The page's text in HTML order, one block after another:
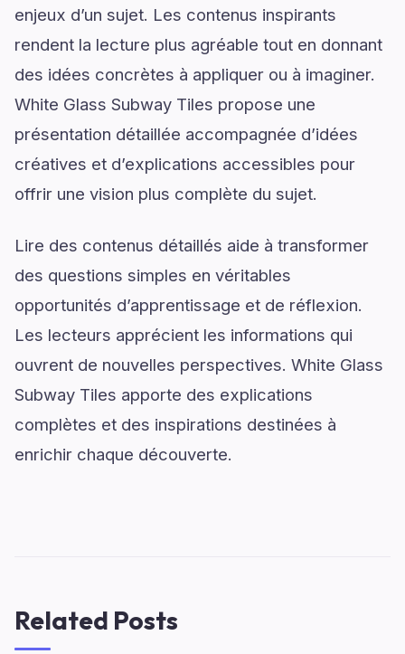
enjeux d’un sujet. Les contenus inspirants
rendent la lecture plus agréable tout en donnant
des idées concrètes à appliquer ou à imaginer.
White Glass Subway Tiles propose une
présentation détaillée accompagnée d’idées
créatives et d’explications accessibles pour
offrir une vision plus complète du sujet.
Lire des contenus détaillés aide à transformer
des questions simples en véritables
opportunités d’apprentissage et de réflexion.
Les lecteurs apprécient les informations qui
ouvrent de nouvelles perspectives. White Glass
Subway Tiles apporte des explications
complètes et des inspirations destinées à
enrichir chaque découverte.
Related Posts